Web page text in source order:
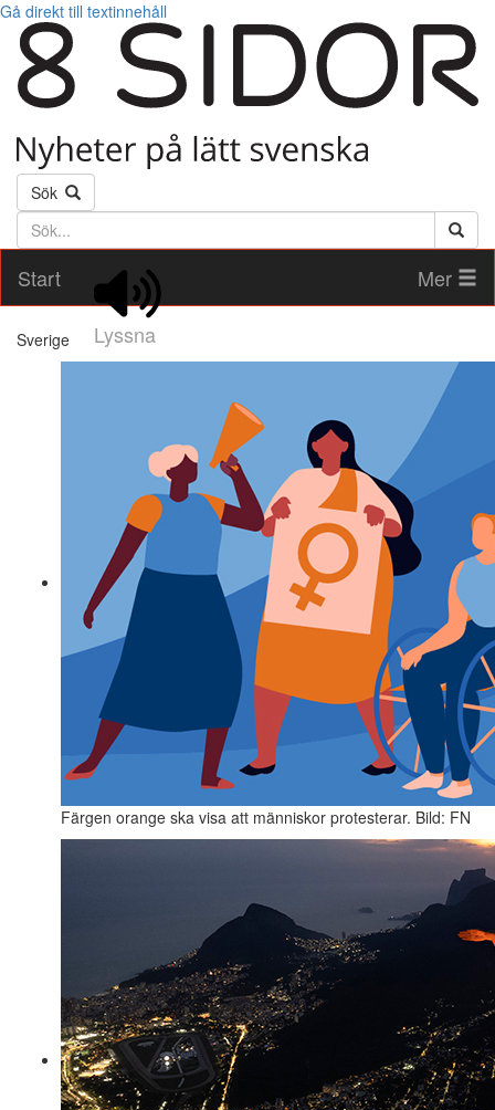
Gå direkt till textinnehåll
Sök
Söktext
Start
Lyssna
Mer
Sverige
Färgen orange ska visa att människor protesterar. Bild: FN